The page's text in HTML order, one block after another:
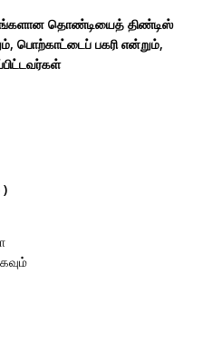
தொண்டியைத் திண்டிஸ்
பொற்காட்டைப் பகரி என்றும்,
)